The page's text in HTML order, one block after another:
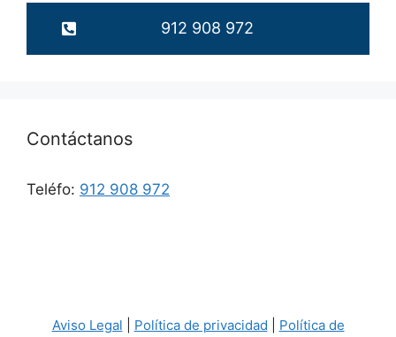
912 908 972
Contáctanos
Teléfo: 912 908 972
Aviso Legal Política de privacidad
Política de